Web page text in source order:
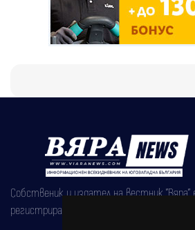
Собственик и издател на вестник "Вяра"
регистрирана на 08.05.2002 година.